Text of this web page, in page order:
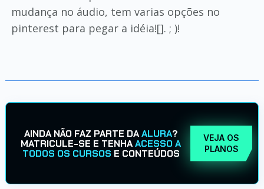
mudança no áudio, tem varias opções no
pinterest para pegar a idéia![]. ; )!
AINDA NÃO FAZ PARTE DAALURA?
MATRICULE-SE E TENHAACESSO A
TODOS OS CURSOS E CONTEÚDOS
VEJA OS
PLANOS